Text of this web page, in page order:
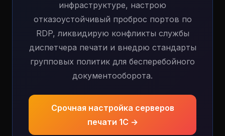
инфраструктуре, настрою
отказоустойчивый проброс портов по
RDP, ликвидирую конфликты службы
диспетчера печати и внедрю стандарты
групповых политик для бесперебойного
документооборота.
Срочная настройка серверов
печати 1С →